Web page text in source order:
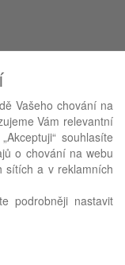
commerce pro náš
Vašeho chování na
Vám relevantní
souhlasíte
o chování na webu
sítích a v reklamních
podrobněji nastavit